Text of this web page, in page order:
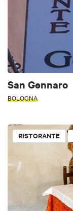
San Gennaro
BOLOGNA
RISTORANTE